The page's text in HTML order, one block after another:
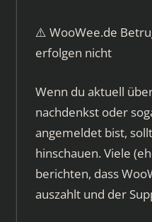
⚠️ WooWee.de
erfolgen nicht
Wenn du aktuell
nachdenkst oder
angemeldet bist,
hinschauen. Viele
berichten, dass
auszahlt und der